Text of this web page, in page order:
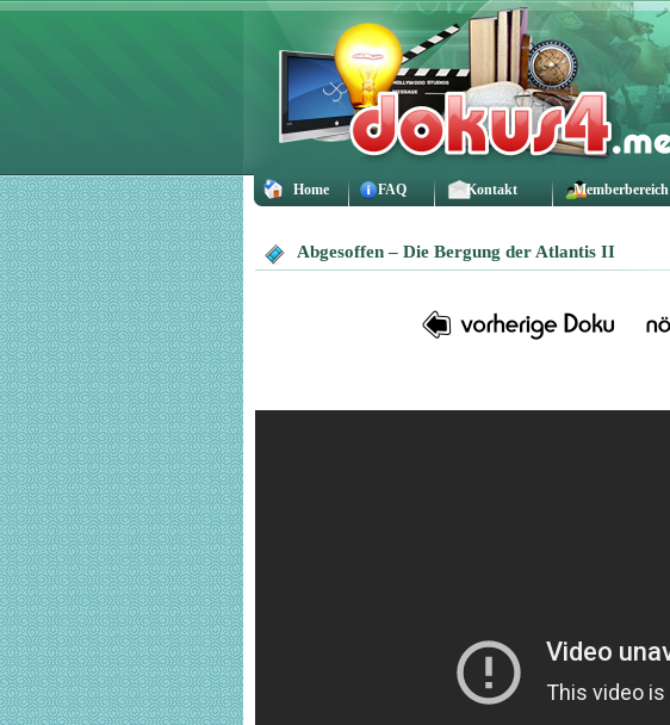
Home FAQ Kontakt Memberbereich
Abgesoffen – Die Bergung der Atlantis II